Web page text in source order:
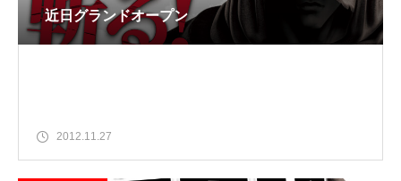
近日グランドオープン
2012.11.27